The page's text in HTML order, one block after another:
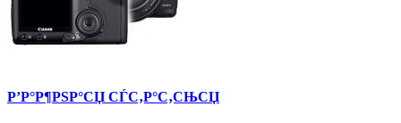
Р’Р°Р¶РЅР°СЏ СЃС‚Р°С‚СЊСЏ